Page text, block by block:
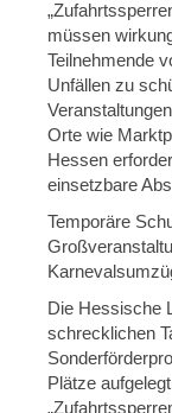
müssen
Teilnehmende
Unfällen zu
Orte wie
Hessen
einsetzbare
Temporäre
Die Hessische
schrecklichen
Plätze